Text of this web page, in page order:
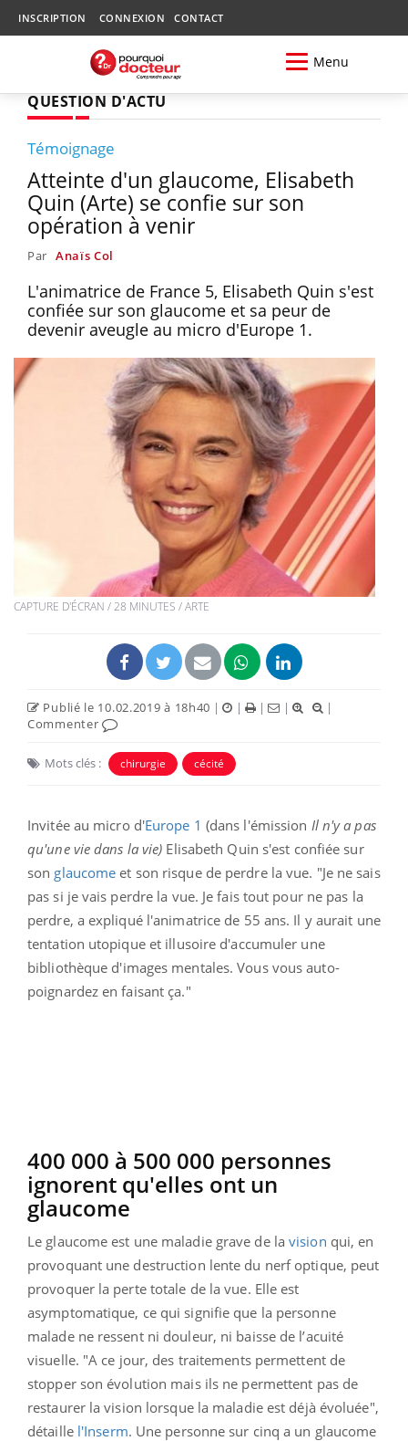
INSCRIPTION CONNEXION CONTACT
Menu
QUESTION D'ACTU
Témoignage
Atteinte d'un glaucome, Elisabeth
Quin (Arte) se confie sur son
opération à venir
Par Anaïs Col
L'animatrice de France 5, Elisabeth Quin s'est
confiée sur son glaucome et sa peur de
devenir aveugle au micro d'Europe 1.
CAPTURE D'ÉCRAN / 28 MINUTES / ARTE
Publié le 10.02.2019 à 18h40 | | | |
|
Commenter
Mots clés : chirurgie cécité
Invitée au micro d'Europe 1 (dans l'émission Il n'y a pas
qu'une vie dans la vie) Elisabeth Quin s'est confiée sur
son glaucome et son risque de perdre la vue. "Je ne sais
pas si je vais perdre la vue. Je fais tout pour ne pas la
perdre, a expliqué l'animatrice de 55 ans. Il y aurait une
tentation utopique et illusoire d'accumuler une
bibliothèque d'images mentales. Vous vous auto-
poignardez en faisant ça."
400 000 à 500 000 personnes
ignorent qu'elles ont un
glaucome
Le glaucome est une maladie grave de lavision qui, en
provoquant une destruction lente du nerf optique, peut
provoquer la perte totale de la vue. Elle est
asymptomatique, ce qui signifie que la personne
malade ne ressent ni douleur, ni baisse de l’acuité
visuelle. "A ce jour, des traitements permettent de
stopper son évolution mais ils ne permettent pas de
restaurer la vision lorsque la maladie est déjà évoluée",
détaille l'Inserm. Une personne sur cinq a un glaucome